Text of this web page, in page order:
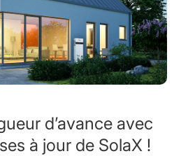
d’avance avec
à jour de SolaX !